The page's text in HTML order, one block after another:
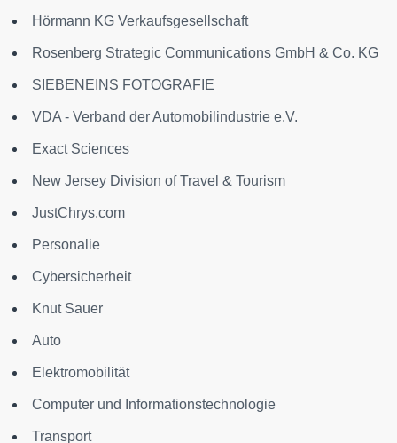
Hörmann KG Verkaufsgesellschaft
Rosenberg Strategic Communications GmbH & Co. KG
SIEBENEINS FOTOGRAFIE
VDA - Verband der Automobilindustrie e.V.
Exact Sciences
New Jersey Division of Travel & Tourism
JustChrys.com
Personalie
Cybersicherheit
Knut Sauer
Auto
Elektromobilität
Computer und Informationstechnologie
Transport